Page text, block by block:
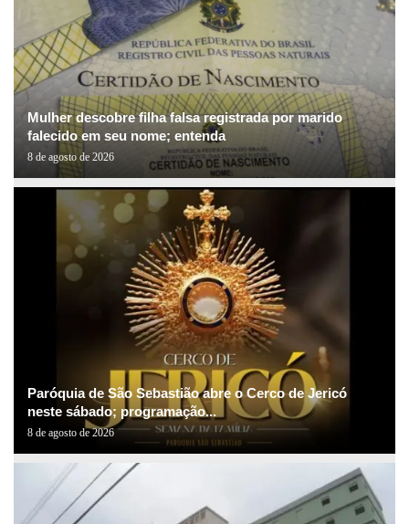
Mulher descobre filha falsa registrada por marido
falecido em seu nome; entenda
8 de agosto de 2026
Paróquia de São Sebastião abre o Cerco de Jericó
neste sábado; programação...
8 de agosto de 2026